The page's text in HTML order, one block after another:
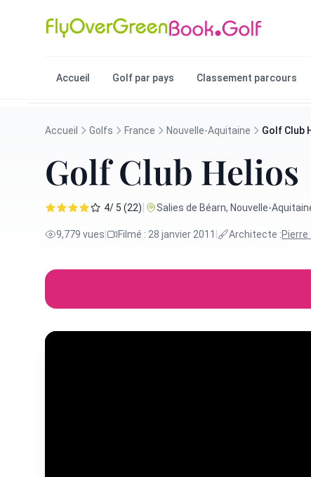
Accueil Golf par pays Classement parcours
Accueil Golfs France Nouvelle-Aquitaine Golf Club
Golf Club Helios
4/ 5 (22)| Salies de Béarn, Nouvelle-
9,779 vues Filmé : 28 janvier 2011 Architecte :Pierre